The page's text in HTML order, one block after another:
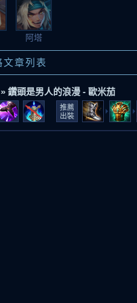
阿塔
文章列表
» 鑽頭是男人的浪漫 - 歐米茄
推薦
出裝